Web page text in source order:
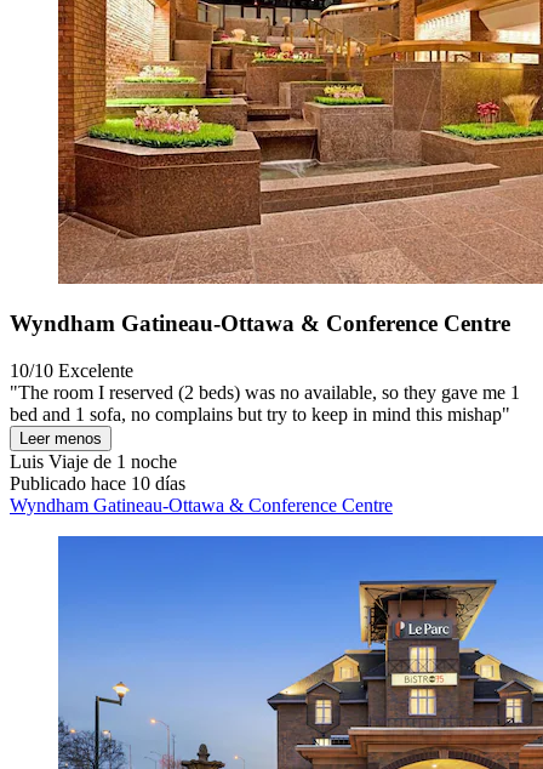
Wyndham Gatineau-Ottawa & Conference Centre
10/10 Excelente
"The room I reserved (2 beds) was no available, so they gave me 1
bed and 1 sofa, no complains but try to keep in mind this mishap"
Leer menos
Luis Viaje de 1 noche
Publicado hace 10 días
Wyndham Gatineau-Ottawa & Conference Centre